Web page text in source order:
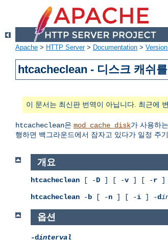
Apache > HTTP Server> Documentation >
htcacheclean - 디스크 캐쉬
이 문서는 최신판 번역이 아닙니다. 최근에
htcacheclean은 mod_cache_disk가 사용하
행하면 백그라운드에서 잠자고 있다가 일정 주
개요
htcacheclean [ -D ] [ -v ] [ -r ]
htcacheclean -b [ -n ] [ -i ] -d
옵션
-dinterval